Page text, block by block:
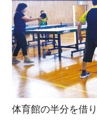
体育館の半分を借